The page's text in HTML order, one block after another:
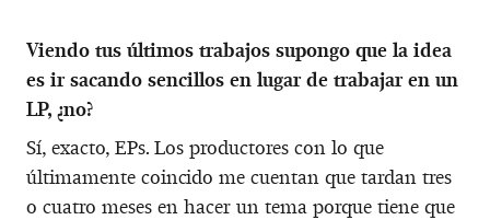
Viendo tus últimos trabajos supongo que la idea
es ir sacando sencillos en lugar de trabajar en un
LP, ¿no?
Sí, exacto, EPs. Los productores con lo que
últimamente coincido me cuentan que tardan tres
o cuatro meses en hacer un tema porque tiene que